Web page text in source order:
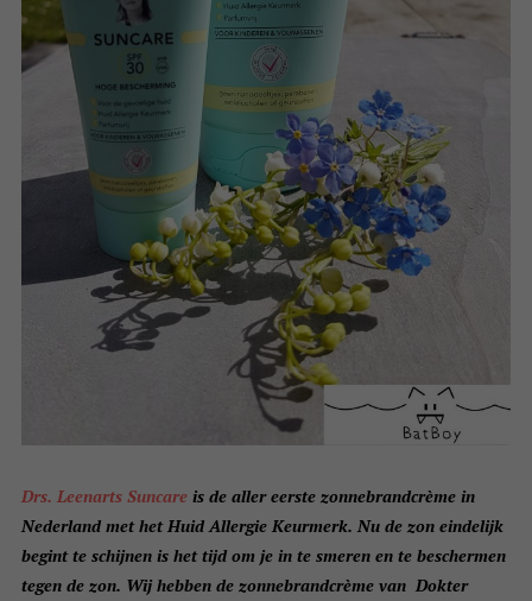
Drs. Leenarts Suncareis de aller eerste zonnebrandcrème in
Nederland met het Huid Allergie Keurmerk. Nu de zon eindelijk
begint te schijnen is het tijd om je in te smeren en te beschermen
tegen de zon. Wij hebben de zonnebrandcrème van Dokter